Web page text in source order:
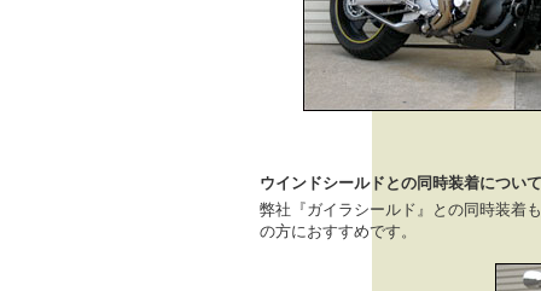
ウインドシールドとの同時装着について
弊社『ガイラシールド』との同時装着
の方におすすめです。